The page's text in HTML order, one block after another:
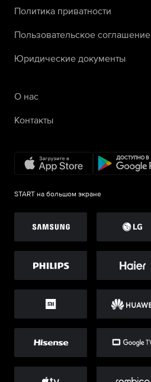
Политика приватности
Пользовательское соглашение
Юридические документы
О нас
Контакты
START на большом экране